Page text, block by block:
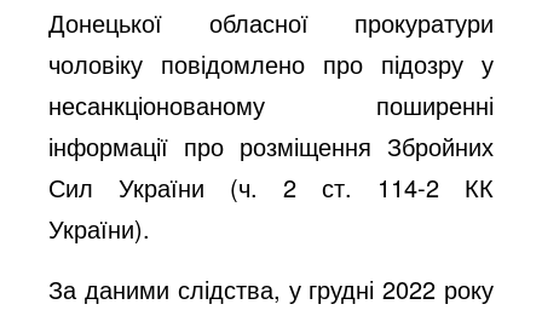
Донецької обласної прокуратури
чоловіку повідомлено про підозру у
несанкціонованому поширенні
інформації про розміщення Збройних
Сил України (ч. 2 ст. 114-2 КК
України).
За даними слідства, у грудні 2022 року